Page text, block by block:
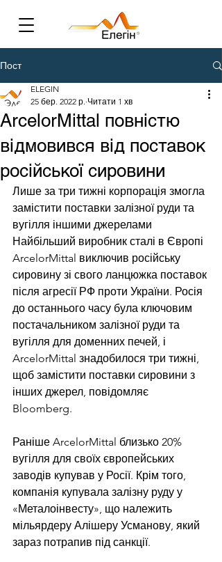
Пост
ArcelorMittal повністю
відмовився від поставок
російської сировини
ELEGIN
25 бер. 2022 р. Читати 1 хв
Лише за три тижні корпорація змогла
замістити поставки залізної руди та
вугілля іншими джерелами
Найбільший виробник сталі в Європі
ArcelorMittal виключив російську
сировину зі свого ланцюжка поставок
після агресії РФ проти України. Росія
до останнього часу була ключовим
постачальником залізної руди та
вугілля для доменних печей, і
ArcelorMittal знадобилося три тижні,
щоб замістити поставки сировини з
інших джерел, повідомляє
Bloomberg.
Раніше ArcelorMittal близько 20%
вугілля для своїх європейських
заводів купував у Росії. Крім того,
компанія купувала залізну руду у
«Металоінвесту», що належить
мільярдеру Алішеру Усманову, який
зараз потрапив під санкції.